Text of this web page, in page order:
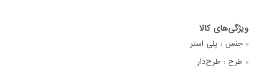
جنس : پلی استر
طرح : طرح‌دار